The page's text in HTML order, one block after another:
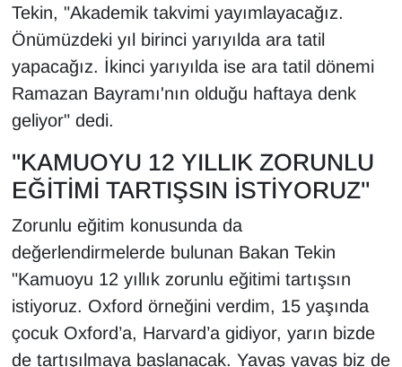
Tekin, "Akademik takvimi yayımlayacağız.
Önümüzdeki yıl birinci yarıyılda ara tatil
yapacağız. İkinci yarıyılda ise ara tatil dönemi
Ramazan Bayramı'nın olduğu haftaya denk
geliyor" dedi.
"KAMUOYU 12 YILLIK ZORUNLU
EĞİTİMİ TARTIŞSIN İSTİYORUZ"
Zorunlu eğitim konusunda da
değerlendirmelerde bulunan Bakan Tekin
"Kamuoyu 12 yıllık zorunlu eğitimi tartışsın
istiyoruz. Oxford örneğini verdim, 15 yaşında
çocuk Oxford’a, Harvard’a gidiyor, yarın bizde
de tartışılmaya başlanacak. Yavaş yavaş biz de